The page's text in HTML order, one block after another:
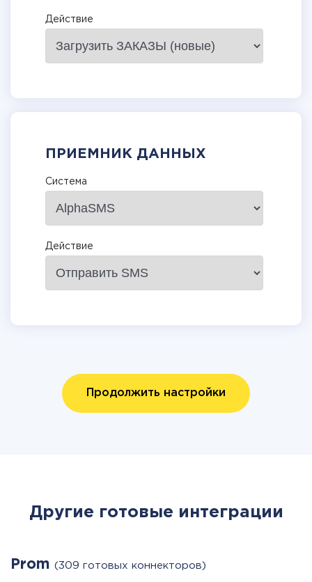
Действие
ПРИЕМНИК ДАННЫХ
Система
Действие
Продолжить настройки
Другие готовые интеграции
Prom (309 готовых коннекторов)